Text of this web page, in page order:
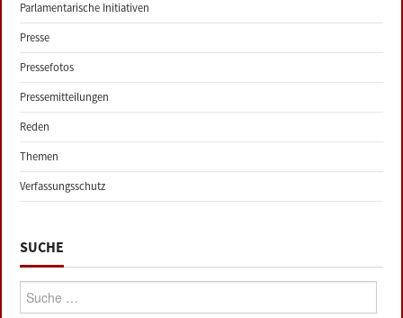
Parlamentarische Initiativen
Presse
Pressefotos
Pressemitteilungen
Reden
Themen
Verfassungsschutz
SUCHE
Suche: